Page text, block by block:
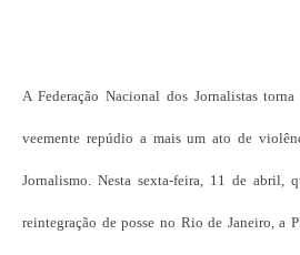
A Federação Nacional dos Jornalistas
veemente repúdio a mais um ato de
Jornalismo. Nesta sexta-feira, 11 de abril,
reintegração de posse no Rio de Janeiro, a